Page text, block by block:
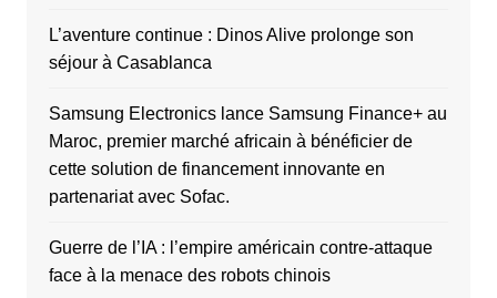
L’aventure continue : Dinos Alive prolonge son
séjour à Casablanca
Samsung Electronics lance Samsung Finance+ au
Maroc, premier marché africain à bénéficier de
cette solution de financement innovante en
partenariat avec Sofac.
Guerre de l’IA : l’empire américain contre-attaque
face à la menace des robots chinois